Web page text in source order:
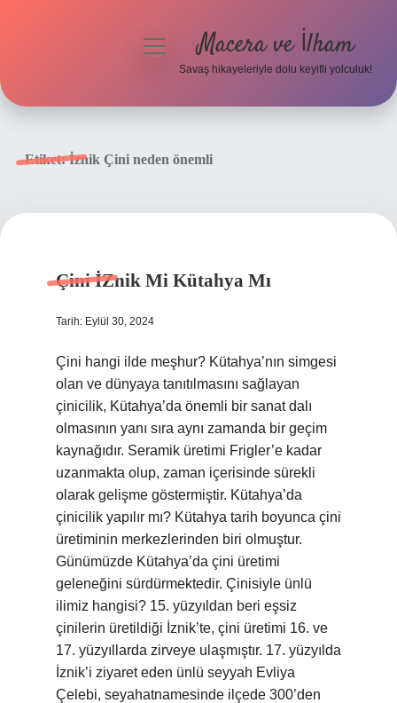
menüyüMacera ve İlham
Savaş hikayeleriyle dolu keyifli yolculuk!
Etiket:İznik Çini neden önemli
Çini İZnik Mi Kütahya Mı
Tarih: Eylül 30, 2024
Çini hangi ilde meşhur? Kütahya’nın simgesi
olan ve dünyaya tanıtılmasını sağlayan
çinicilik, Kütahya’da önemli bir sanat dalı
olmasının yanı sıra aynı zamanda bir geçim
kaynağıdır. Seramik üretimi Frigler’e kadar
uzanmakta olup, zaman içerisinde sürekli
olarak gelişme göstermiştir. Kütahya’da
çinicilik yapılır mı? Kütahya tarih boyunca çini
üretiminin merkezlerinden biri olmuştur.
Günümüzde Kütahya’da çini üretimi
geleneğini sürdürmektedir. Çinisiyle ünlü
ilimiz hangisi? 15. yüzyıldan beri eşsiz
çinilerin üretildiği İznik’te, çini üretimi 16. ve
17. yüzyıllarda zirveye ulaşmıştır. 17. yüzyılda
İznik’i ziyaret eden ünlü seyyah Evliya
Çelebi, seyahatnamesinde ilçede 300’den